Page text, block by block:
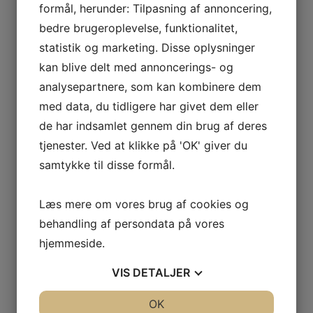
Det kan du gøre ved at kigge efter logoet for
statsautoriserede fodterapeuter.
Hvad kan jeg selv gøre?
Dine fødder bærer rundt på dig hele livet.
Derfor har du et ansvar for at behandle dem
godt. Hver dag. Som en hjælp har vi samlet
10 råd til at pleje dine fødder
, så du kan
forebygge skader og lidelser inden det er for
sent – og du er nødttil at søge professionel
hjælp.
Er du blevet klogere?
Nu har du stillet dig selv tre spørgsmål. Men
har du fået de svar, du søgte? Hvis du stadig
skal gå til, kan du blive klogere på,
statsautoriseret fodterapeut kan hjælpe dig
formål, herunder: Tilpasning af annoncering,
bedre brugeroplevelse, funktionalitet,
statistik og marketing. Disse oplysninger
kan blive delt med annoncerings- og
analysepartnere, som kan kombinere dem
med data, du tidligere har givet dem eller
de har indsamlet gennem din brug af deres
tjenester. Ved at klikke på 'OK' giver du
samtykke til disse formål.
Læs mere om vores brug af cookies og
behandling af persondata på vores
hjemmeside.
VIS DETALJER
OK